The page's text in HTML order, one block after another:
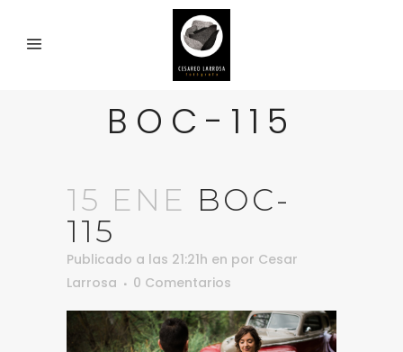
BOC-115
15 ENE BOC-
115
Publicado a las 21:21h en por Cesar
Larrosa
0 Comentarios